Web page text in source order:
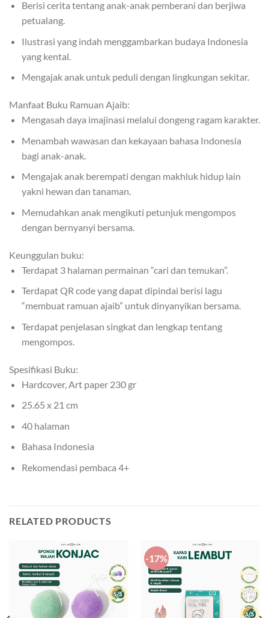
Berisi cerita tentang anak-anak pemberani dan berjiwa
petualang.
Ilustrasi yang indah menggambarkan budaya Indonesia
yang kental.
Mengajak anak untuk peduli dengan lingkungan sekitar.
Manfaat Buku Ramuan Ajaib:
Mengasah daya imajinasi melalui dongeng ragam karakter.
Menambah wawasan dan kekayaan bahasa Indonesia
bagi anak-anak.
Mengajak anak berempati dengan makhluk hidup lain
yakni hewan dan tanaman.
Memudahkan anak mengikuti petunjuk mengompos
dengan bernyanyi bersama.
Keunggulan buku:
Terdapat 3 halaman permainan “cari dan temukan”.
Terdapat QR code yang dapat dipindai berisi lagu
“membuat ramuan ajaib” untuk dinyanyikan bersama.
Terdapat penjelasan singkat dan lengkap tentang
mengompos.
Spesifikasi Buku:
Hardcover, Art paper 230 gr
25.65 x 21 cm
40 halaman
Bahasa Indonesia
Rekomendasi pembaca 4+
RELATED PRODUCTS
-17%